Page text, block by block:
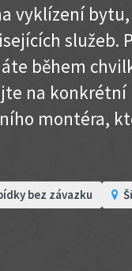
vyklízení
služeb.
během
na
montéra,
bez závazku